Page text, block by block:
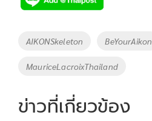
b
o
o
k
er y
n
k
Tags
AIKONSkeleton BeYourAikon
MauriceLacroixThailand
ข่าวที่เกี่ยวข้อง